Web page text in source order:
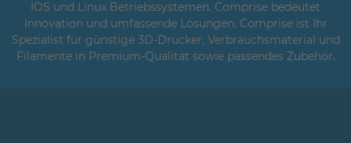
IOS und Linux Betriebssystemen. Comprise bedeutet
Innovation und umfassende Lösungen. Comprise ist Ihr
Spezialist für günstige 3D-Drucker, Verbrauchsmaterial und
Filamente in Premium-Qualität sowie passendes Zubehör.